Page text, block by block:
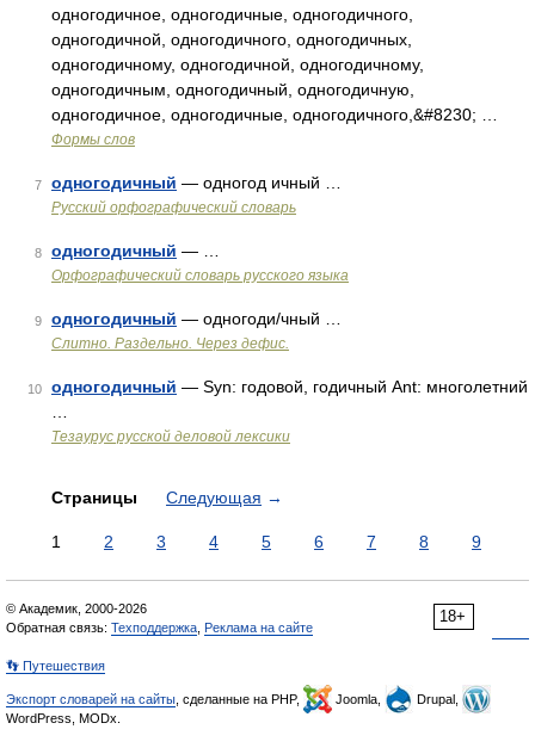
одногодичное, одногодичные, одногодичного,
одногодичной, одногодичного, одногодичных,
одногодичному, одногодичной, одногодичному,
одногодичным, одногодичный, одногодичную,
одногодичное, одногодичные, одногодичного,&#8230; …
Формы слов
7 одногодичный — одногод ичный …
Русский орфографический словарь
8 одногодичный — …
Орфографический словарь русского языка
9 одногодичный — одногоди/чный …
Слитно. Раздельно. Через дефис.
10 одногодичный — Syn: годовой, годичный Ant: многолетний
Тезаурус русской деловой лексики
Страницы Следующая →
1 2 3 4 5 6 7 8 9
18+
© Академик, 2000-2026
Обратная связь: Техподдержка Реклама на сайте
👣 Путешествия
Экспорт словарей на сайты , сделанные на PHP, Joomla,
Drupal,
WordPress, MODx.